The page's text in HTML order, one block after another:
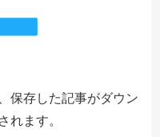
保存した記事がダウン
れます。